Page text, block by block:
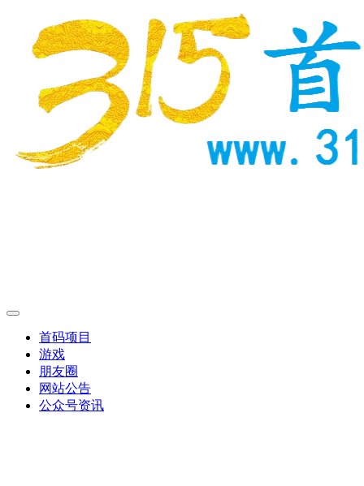
首码项目
游戏
朋友圈
网站公告
公众号资讯